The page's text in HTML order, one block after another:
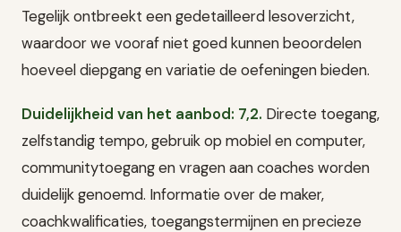
Tegelijk ontbreekt een gedetailleerd lesoverzicht,
waardoor we vooraf niet goed kunnen beoordelen
hoeveel diepgang en variatie de oefeningen bieden.
Duidelijkheid van het aanbod: 7,2. Directe toegang,
zelfstandig tempo, gebruik op mobiel en computer,
communitytoegang en vragen aan coaches worden
duidelijk genoemd. Informatie over de maker,
coachkwalificaties, toegangstermijnen en precieze